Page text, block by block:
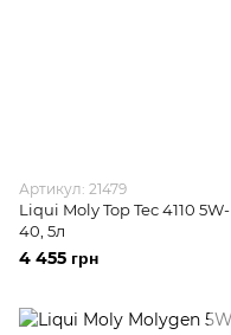
Артикул: 21479
Liqui Moly Top Tec 4110 5W-
40, 5л
4 455 грн